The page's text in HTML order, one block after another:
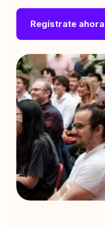
Regístrate ahora